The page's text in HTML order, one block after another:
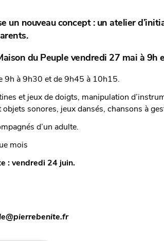
un nouveau concept : un atelier
du Peuple vendredi 27 mai à 9h
9h à 9h30 et de 9h45 à 10h15.
et jeux de doigts, manipulation
sonores, jeux dansés, chansons à
d’un adulte.
mois
: vendredi 24 juin.